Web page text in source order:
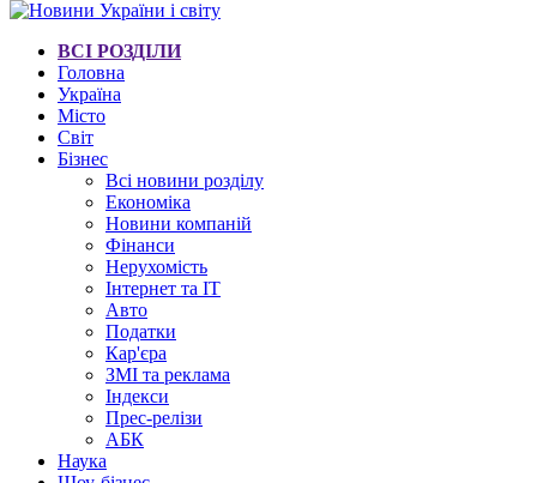
ВСІ РОЗДІЛИ
Головна
Україна
Місто
Світ
Бізнес
Всі новини розділу
Економіка
Новини компаній
Фінанси
Нерухомість
Інтернет та IT
Авто
Податки
Кар'єра
ЗМІ та реклама
Індекси
Прес-релізи
АБК
Наука